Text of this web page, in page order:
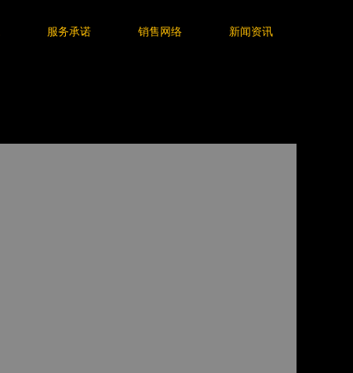
服务承诺 销售网络 新闻资讯